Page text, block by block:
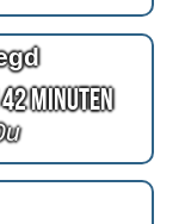
Minuten